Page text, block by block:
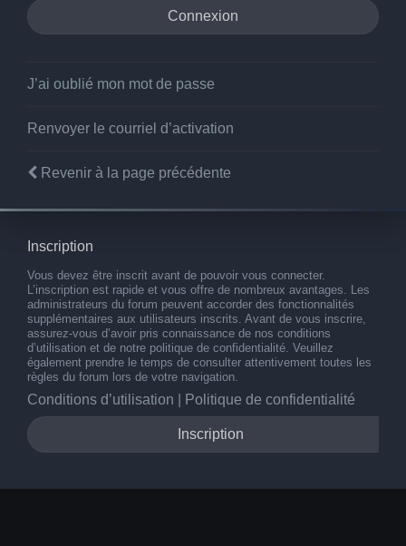
J’ai oublié mon mot de passe
Renvoyer le courriel d’activation
Revenir à la page précédente
Inscription
Vous devez être inscrit avant de pouvoir vous connecter.
L’inscription est rapide et vous offre de nombreux avantages. Les
administrateurs du forum peuvent accorder des fonctionnalités
supplémentaires aux utilisateurs inscrits. Avant de vous inscrire,
assurez-vous d’avoir pris connaissance de nos conditions
d’utilisation et de notre politique de confidentialité. Veuillez
également prendre le temps de consulter attentivement toutes les
règles du forum lors de votre navigation.
Conditions d’utilisation Politique de confidentialité
Inscription